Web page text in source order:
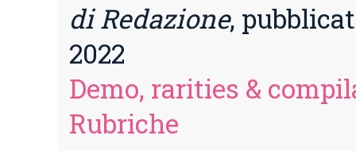
di Redazione,
2022
Demo, rarities &
Rubriche